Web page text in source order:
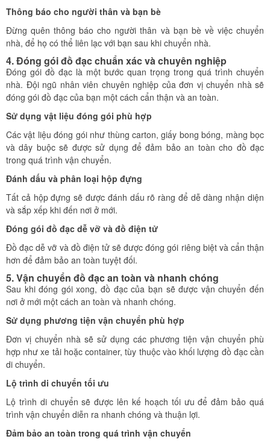
Thông báo cho người thân và bạn bè
Đừng quên thông báo cho người thân và bạn bè về việc chuyển
nhà, để họ có thể liên lạc với bạn sau khi chuyển nhà.
4. Đóng gói đồ đạc chuẩn xác và chuyên nghiệp
Đóng gói đồ đạc là một bước quan trọng trong quá trình chuyển
nhà. Đội ngũ nhân viên chuyên nghiệp của đơn vị chuyển nhà sẽ
đóng gói đồ đạc của bạn một cách cẩn thận và an toàn.
Sử dụng vật liệu đóng gói phù hợp
Các vật liệu đóng gói như thùng carton, giấy bong bóng, màng bọc
và dây buộc sẽ được sử dụng để đảm bảo an toàn cho đồ đạc
trong quá trình vận chuyển.
Đánh dấu và phân loại hộp đựng
Tất cả hộp đựng sẽ được đánh dấu rõ ràng để dễ dàng nhận diện
và sắp xếp khi đến nơi ở mới.
Đóng gói đồ đạc dễ vỡ và đồ điện tử
Đồ đạc dễ vỡ và đồ điện tử sẽ được đóng gói riêng biệt và cẩn thận
hơn để đảm bảo an toàn tuyệt đối.
5. Vận chuyển đồ đạc an toàn và nhanh chóng
Sau khi đóng gói xong, đồ đạc của bạn sẽ được vận chuyển đến
nơi ở mới một cách an toàn và nhanh chóng.
Sử dụng phương tiện vận chuyển phù hợp
Đơn vị chuyển nhà sẽ sử dụng các phương tiện vận chuyển phù
hợp như xe tải hoặc container, tùy thuộc vào khối lượng đồ đạc cần
di chuyển.
Lộ trình di chuyển tối ưu
Lộ trình di chuyển sẽ được lên kế hoạch tối ưu để đảm bảo quá
trình vận chuyển diễn ra nhanh chóng và thuận lợi.
Đảm bảo an toàn trong quá trình vận chuyển